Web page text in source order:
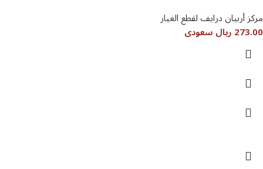
مركز أربيان درايف لقطع الغيار
273.00 ريال سعودى